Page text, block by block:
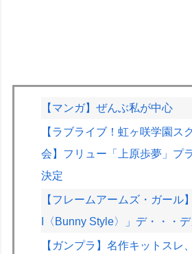
【マンガ】ぜんぶ私が中心
【ラブライブ！虹ヶ咲学園ス
会】フリュー「上原歩夢」プ
決定
【フレームアームズ・ガール
I〈Bunny Style〉」デ・・・デ
【ガンプラ】名作キットスレ